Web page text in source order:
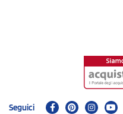
Seguici